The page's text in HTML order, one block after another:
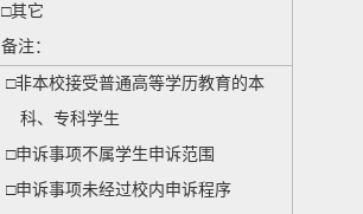
□其它
备注：
□非本校接受普通高等学历教育的本
科、专科学生
□申诉事项不属学生申诉范围
□申诉事项未经过校内申诉程序